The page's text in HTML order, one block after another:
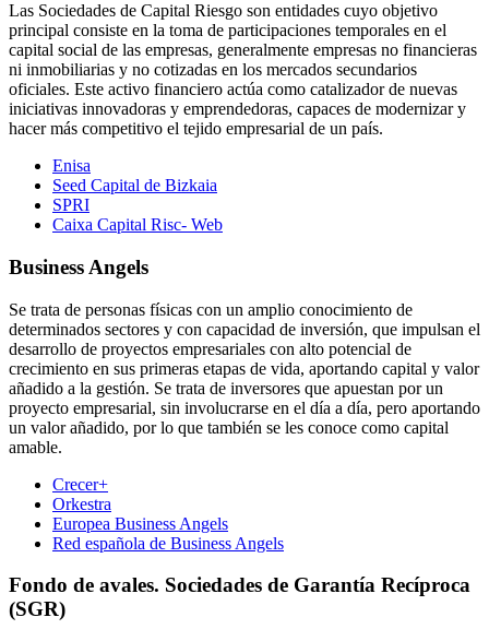
Las Sociedades de Capital Riesgo son entidades cuyo objetivo
principal consiste en la toma de participaciones temporales en el
capital social de las empresas, generalmente empresas no financieras
ni inmobiliarias y no cotizadas en los mercados secundarios
oficiales. Este activo financiero actúa como catalizador de nuevas
iniciativas innovadoras y emprendedoras, capaces de modernizar y
hacer más competitivo el tejido empresarial de un país.
Enisa
Seed Capital de Bizkaia
SPRI
Caixa Capital Risc- Web
Business Angels
Se trata de personas físicas con un amplio conocimiento de
determinados sectores y con capacidad de inversión, que impulsan el
desarrollo de proyectos empresariales con alto potencial de
crecimiento en sus primeras etapas de vida, aportando capital y valor
añadido a la gestión. Se trata de inversores que apuestan por un
proyecto empresarial, sin involucrarse en el día a día, pero aportando
un valor añadido, por lo que también se les conoce como capital
amable.
Crecer+
Orkestra
Europea Business Angels
Red española de Business Angels
Fondo de avales. Sociedades de Garantía Recíproca
(SGR)